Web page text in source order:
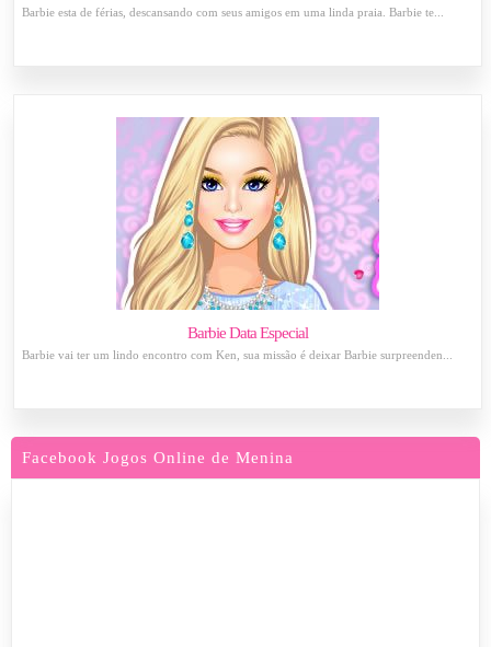
Barbie esta de férias, descansando com seus amigos em uma linda praia. Barbie te...
Barbie Data Especial
Barbie vai ter um lindo encontro com Ken, sua missão é deixar Barbie surpreenden...
Facebook Jogos Online de Menina